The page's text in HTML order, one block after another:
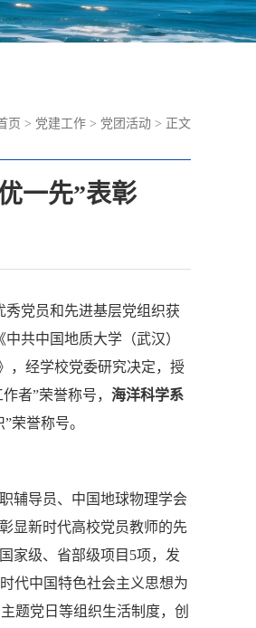
页 > 党建工作 > 党团活动 > 正文
一先”表彰
党员和先进基层党组织获
中共中国地质大学（武汉）
， 经学校党委研究决定，授
作者”荣誉称号， 海洋科学系
”荣誉称号。
辅导员、 中国地球物理学会
显新时代高校党员教师的先
家级、省部级项目 5项，发
代中国特色社会主义思想为
题党日等组织生活制度，创